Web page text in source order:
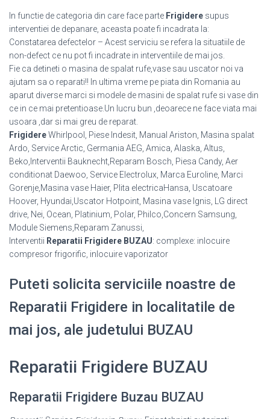
In functie de categoria din care face parte Frigidere supus
interventiei de depanare, aceasta poate fi incadrata la:
Constatarea defectelor – Acest serviciu se refera la situatiile de
non-defect ce nu pot fi incadrate in interventiile de mai jos.
Fie ca detineti o masina de spalat rufe,vase sau uscator noi va
ajutam sa o reparati!! In ultima vreme pe piata din Romania au
aparut diverse marci si modele de masini de spalat rufe si vase din
ce in ce mai pretentioase.Un lucru bun ,deoarece ne face viata mai
usoara ,dar si mai greu de reparat.
FrigidereWhirlpool, Piese Indesit, Manual Ariston, Masina spalat
Ardo, Service Arctic, Germania AEG, Amica, Alaska, Altus,
Beko,Interventii Bauknecht,Reparam Bosch, Piesa Candy, Aer
conditionat Daewoo, Service Electrolux, Marca Euroline, Marci
Gorenje,Masina vase Haier, Plita electricaHansa, Uscatoare
Hoover, Hyundai,Uscator Hotpoint, Masina vase Ignis, LG direct
drive, Nei, Ocean, Platinium, Polar, Philco,Concern Samsung,
Module Siemens,Reparam Zanussi,
Interventii Reparatii Frigidere BUZAU: complexe: inlocuire
compresor frigorific, inlocuire vaporizator
Puteti solicita serviciile noastre de
Reparatii Frigidere in localitatile de
mai jos, ale judetului BUZAU
Reparatii Frigidere BUZAU
Reparatii Frigidere Buzau BUZAU